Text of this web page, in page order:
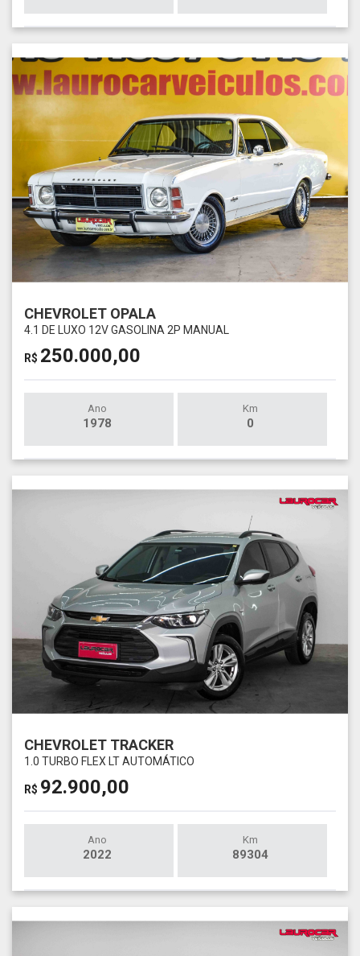
CHEVROLET OPALA
4.1 DE LUXO 12V GASOLINA 2P MANUAL
R$ 250.000,00
Ano
1978
Km
0
CHEVROLET TRACKER
1.0 TURBO FLEX LT AUTOMÁTICO
R$ 92.900,00
Ano
2022
Km
89304